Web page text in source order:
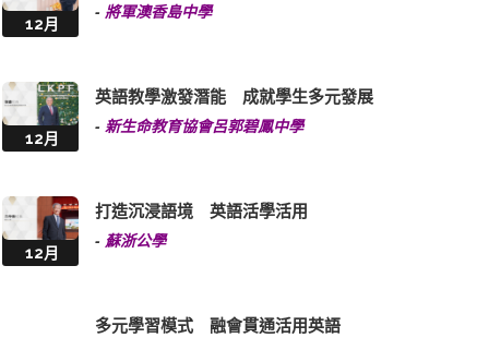
12月
- 將軍澳香島中學
12月
英語教學激發潛能 成就學生多元發展
- 新生命教育協會呂郭碧鳳中學
12月
打造沉浸語境 英語活學活用
- 蘇浙公學
多元學習模式 融會貫通活用英語